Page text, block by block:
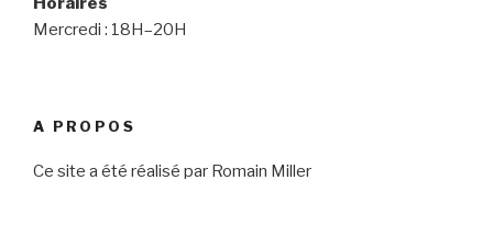
Mercredi : 18H–20H
A PROPOS
Ce site a été réalisé par Romain Miller